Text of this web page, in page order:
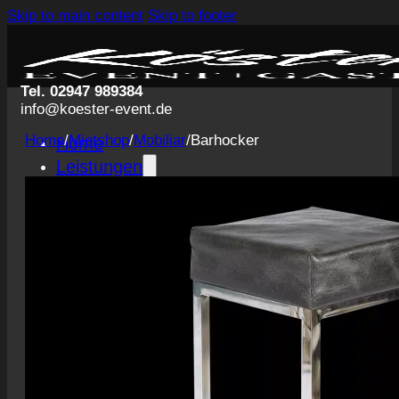
Skip to main content Skip to footer
Tel. 02947 989384
info@koester-event.de
Home
Leistungen
Servicepersonal
Eventausstattung
Planung und Konzeption
Private Veranstaltungen
Konzerte & Festivals
Messegastronomie
Home/Mietshop/Mobiliar/Barhocker